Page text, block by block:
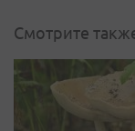
Смотрите